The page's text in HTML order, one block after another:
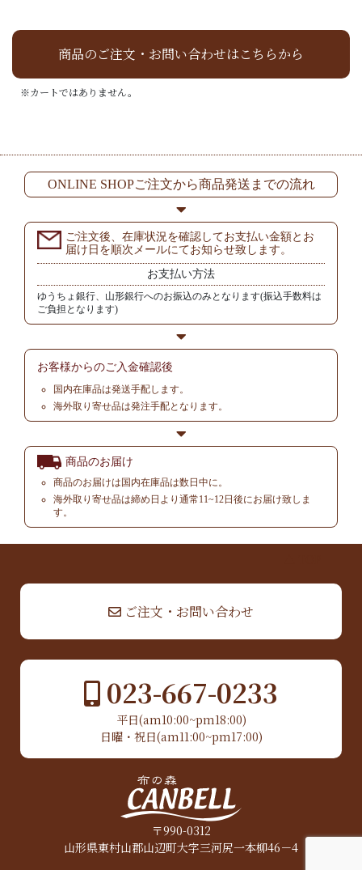
商品のご注文・お問い合わせはこちらから
※カートではありません。
ONLINE SHOPご注文から商品発送までの流れ
ご注文後、在庫状況を確認してお支払い金額とお
届け日を順次メールにてお知らせ致します。
お支払い方法
ゆうちょ銀行、山形銀行へのお振込のみとなります(振込手数料は
ご負担となります)
お客様からのご入金確認後
国内在庫品は発送手配します。
海外取り寄せ品は発注手配となります。
商品のお届け
商品のお届けは国内在庫品は数日中に。
海外取り寄せ品は締め日より通常11~12日後にお届け致しま
す。
ご注文・お問い合わせ
023-667-0233
平日(am10:00~pm18:00)
日曜・祝日(am11:00~pm17:00)
〒990-0312
山形県東村山郡山辺町大字三河尻一本柳46－4